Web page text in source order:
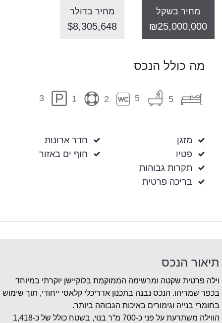
מחיר בשקל
₪25,000,000
מחיר בדולר
$8,305,648
מה כולל הנכס
5
5
2
1
3
מזגן
פטיו
תקרות גבוהות
בריכה פרטית
חדר ארונות
חוף ים באזור
תיאור הנכס
וילה פרטית שקטה ומרשימה הממוקמת בלוקיישן יוקרתי במיוחד
בכפר שמריהו. הנכס נבנה בתכנון אדריכלי קלאסי ייחודי, תוך שימוש
בחומרי בנייה וגימורים באיכות הגבוהה ביותר.
הווילה משתרעת על פני כ-700 מ”ר בנוי, בשטח כולל של כ-1,418